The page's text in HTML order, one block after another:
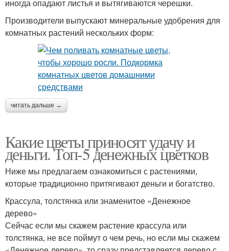
иногда опадают листья и вытягиваются черешки.
Производители выпускают минеральные удобрения для
комнатных растений нескольких форм:
читать дальше →
Какие цветы приносят удачу и
деньги. Топ-5 денежных цветков
Ниже мы предлагаем ознакомиться с растениями,
которые традиционно притягивают деньги и богатство.
Крассула, толстянка или знаменитое «Денежное
дерево»
Сейчас если мы скажем растение крассула или
толстянка, не все поймут о чем речь, но если мы скажем